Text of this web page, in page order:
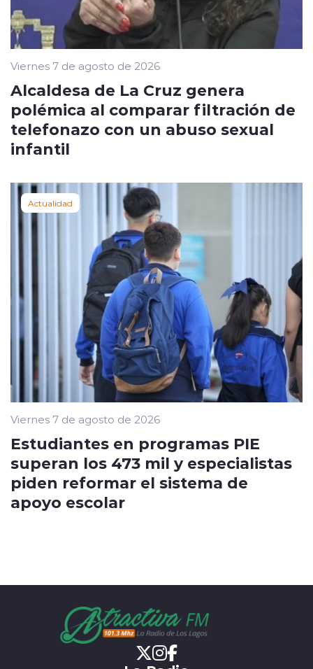
Viernes 7 de agosto de 2026
Alcaldesa de La Cruz genera
polémica al comparar filtración de
telefonazo con un abuso sexual
infantil
Actualidad
Viernes 7 de agosto de 2026
Estudiantes en programas PIE
superan los 473 mil y especialistas
piden reformar el sistema de
apoyo escolar